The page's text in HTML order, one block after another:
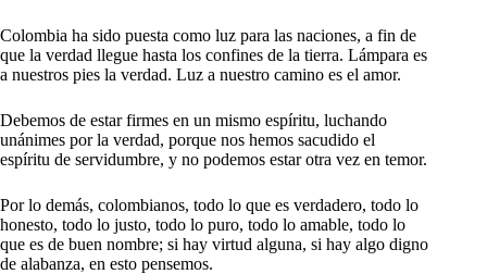
Colombia ha sido puesta como luz para las naciones, a fin de
que la verdad llegue hasta los confines de la tierra. Lámpara es
a nuestros pies la verdad. Luz a nuestro camino es el amor.
Debemos de estar firmes en un mismo espíritu, luchando
unánimes por la verdad, porque nos hemos sacudido el
espíritu de servidumbre, y no podemos estar otra vez en temor.
Por lo demás, colombianos, todo lo que es verdadero, todo lo
honesto, todo lo justo, todo lo puro, todo lo amable, todo lo
que es de buen nombre; si hay virtud alguna, si hay algo digno
de alabanza, en esto pensemos.